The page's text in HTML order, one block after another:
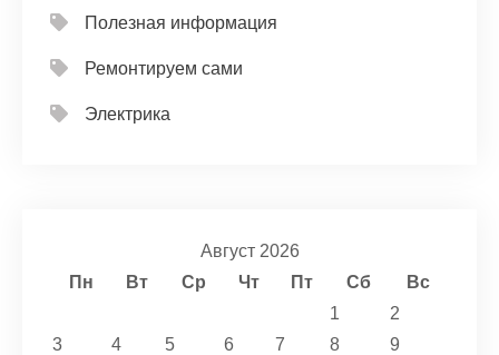
Полезная информация
Ремонтируем сами
Электрика
Август 2026
Пн
Вт Ср Чт Пт Сб
Вс
1
2
3
4 5 6 7 8
9